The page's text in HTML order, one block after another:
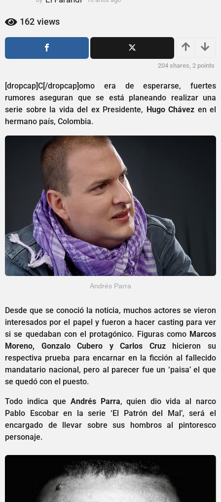
ñ
o
o
o
162 views
204 shares, 2 points
[dropcap]C[/dropcap]omo era de esperarse, fuertes
rumores aseguran que se está planeando realizar una
serie sobre la vida del ex Presidente, Hugo Chávez en el
hermano país, Colombia.
Andrés Parra
Desde que se conoció la noticia, muchos actores se vieron
interesados por el papel y fueron a hacer casting para ver
si se quedaban con el protagónico. Figuras como Marcos
Moreno, Gonzalo Cubero y Carlos Cruzhicieron su
respectiva prueba para encarnar en la ficción al fallecido
mandatario nacional, pero al parecer fue un ‘paisa’ el que
se quedó con el puesto.
Todo indica que Andrés Parra, quien dio vida al narco
Pablo Escobar en la serie ‘El Patrón del Mal’, será el
encargado de llevar sobre sus hombros al pintoresco
personaje.